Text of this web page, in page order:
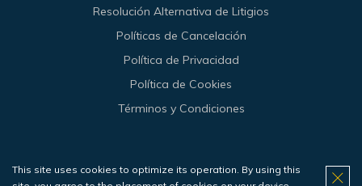
Resolución Alternativa de Litigios
Políticas de Cancelación
Política de Privacidad
Política de Cookies
Términos y Condiciones
© 2026 Haliotis.
This site uses cookies to optimize its operation. By using this